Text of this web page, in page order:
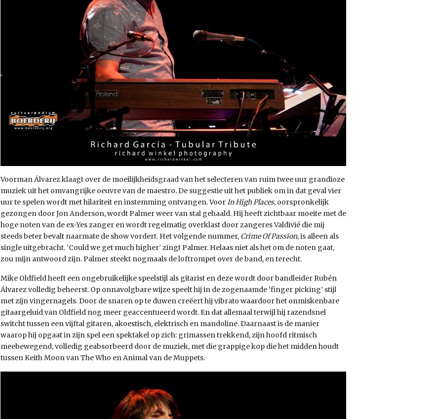
Voorman Álvarez klaagt over de moeilijkheidsgraad van het selecteren van ruim twee uur grandioze
muziek uit het omvangrijke oeuvre van de maestro. De suggestie uit het publiek om in dat geval vier
uur te spelen wordt met hilariteit en instemming ontvangen. VoorIn High Places, oorspronkelijk
gezongen door Jon Anderson, wordt Palmer weer van stal gehaald. Hij heeft zichtbaar moeite met de
hoge noten van de ex-Yes zanger en wordt regelmatig overklast door zangeres Valdivié die mij
steeds beter bevalt naarmate de show vordert. Het volgende nummer, Crime Of Passion, is alleen als
single uitgebracht. ‘Could we get much higher’ zingt Palmer. Helaas niet als het om de noten gaat,
zou mijn antwoord zijn. Palmer steekt nogmaals de loftrompet over de band, en terecht.
Mike Oldfield heeft een ongebruikelijke speelstijl als gitarist en deze wordt door bandleider Rubén
Álvarez volledig beheerst. Op onnavolgbare wijze speelt hij in de zogenaamde ‘finger picking’ stijl
met zijn vingernagels. Door de snaren op te duwen creëert hij vibrato waardoor het onmiskenbare
gitaargeluid van Oldfield nog meer geaccentueerd wordt. En dat allemaal terwijl hij razendsnel
switcht tussen een vijftal gitaren, akoestisch, elektrisch en mandoline. Daarnaast is de manier
waarop hij opgaat in zijn spel een spektakel op zich: grimassen trekkend, zijn hoofd ritmisch
meebewegend, volledig geabsorbeerd door de muziek, met die grappige kop die het midden houdt
tussen Keith Moon van The Who en Animal van de Muppets.